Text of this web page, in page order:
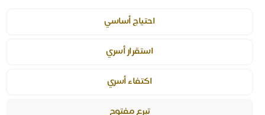
احتياج أساسي
استقرار أسري
اكتفاء أسري
تبرع مفتوح